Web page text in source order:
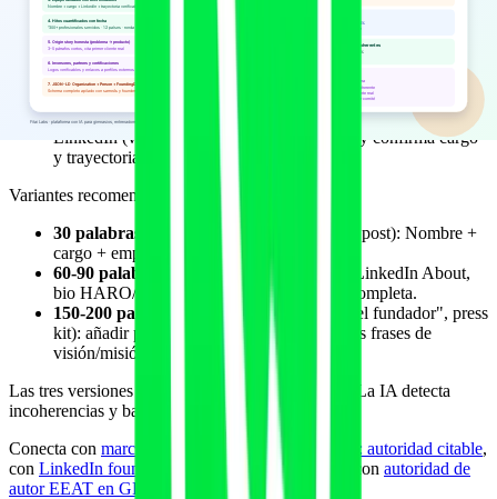
"antes lideró producto en [empresa con Wikipedia o
Crunchbase]" es citable; "antes trabajó en varios proyectos"
no.
Métrica de tracción de la empresa
: "300+ profesionales
servidos en 12 países" es citable; "muchos clientes felices" no.
Enlace a LinkedIn
: cierra la verificación. La IA visita
LinkedIn (vía Bing/SearchGPT/Perplexity) y confirma cargo
y trayectoria.
Variantes recomendadas por longitud:
30 palabras
(firma de email, footer de blog post): Nombre +
cargo + empresa + dato de tracción + URL.
60-90 palabras
(página "Sobre nosotros", LinkedIn About,
bio HARO/Featured/Qwoted): la plantilla completa.
150-200 palabras
(página dedicada "Bio del fundador", press
kit): añadir párrafo de trayectoria y dos o tres frases de
visión/misión.
Las tres versiones deben ser
coherentes entre sí
. La IA detecta
incoherencias y baja confianza.
Conecta con marca personal del entrenador y fisio: autoridad citable,
con LinkedIn founder-led content para citas IA y con autoridad de
autor EEAT en GEO